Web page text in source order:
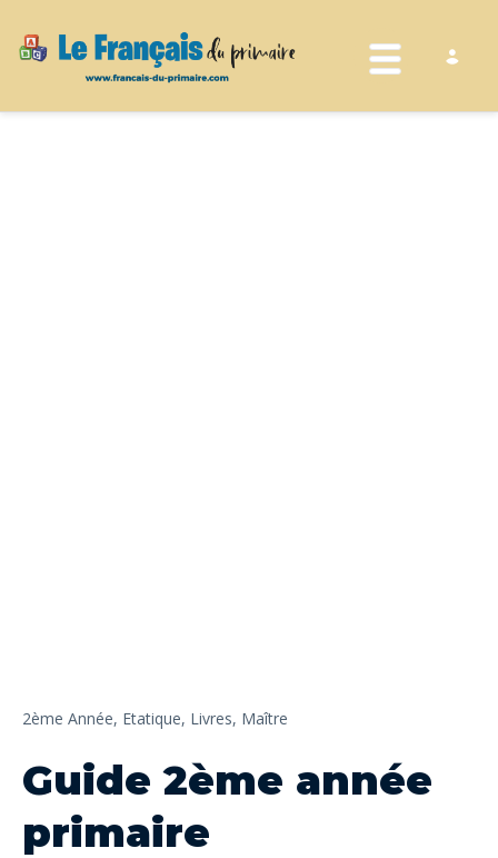
Toggle
2ème Année, Etatique, Livres, Maître
Guide 2ème année
primaire